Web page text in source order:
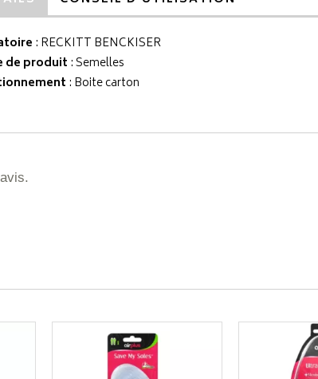
: RECKITT BENCKISER
de produit: Semelles
: Boite carton